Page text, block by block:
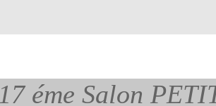
17 éme Salon